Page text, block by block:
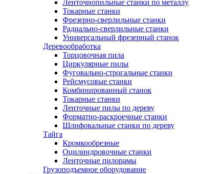
Ленточнопильные станки по металлу
Токарные станки
Фрезерно-сверлильные станки
Радиально-сверлильные станки
Универсальный фрезерный станок
Деревообработка
Торцовочная пила
Циркулярные пилы
Фуговально-строгальные станки
Рейсмусовые станки
Комбинированный станок
Токарные станки
Ленточные пилы по дереву
Форматно-раскроечные станки
Шлифовальные станки по дереву
Тайга
Кромкообрезные
Оцилиндровочные станки
Ленточные пилорамы
Грузоподъемное оборудование